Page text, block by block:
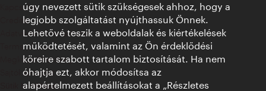
Kapcsolat
Credits
Adatvédelmi nyilatkozat
Terms of Use
Megközelíthetőség
Sajtókapcsolat
Sütik beállítása
úgy nevezett sütik szükségesek ahhoz, hogy a
legjobb szolgáltatást nyújthassuk Önnek.
Lehetővé teszik a weboldalak és kiértékelések
működtetését, valamint az Ön érdeklődési
köreire szabott tartalom biztosítását. Ha nem
óhajtja ezt, akkor módosítsa az
alapértelmezett beállításokat a „Részletes